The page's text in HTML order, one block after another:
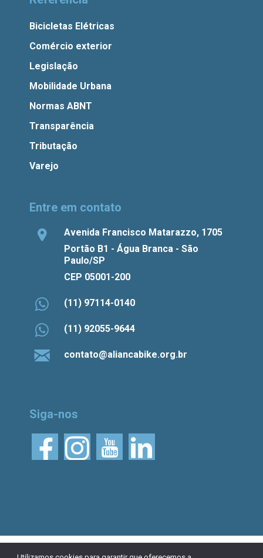
Bicicletas Elétricas
Comércio exterior
Legislação
Mobilidade Urbana
Normas ABNT
Transparência
Tributação
Varejo
Entre em contato
Avenida Francisco Matarazzo, 1705
Portão B1 - Água Branca - São
Paulo/SP
CEP 05001-200
(11) 97114-0140
(11) 92055-9644
contato@aliancabike.org.br
Siga-nos
© 2026 Aliança Bike. Esta obra está licenciada